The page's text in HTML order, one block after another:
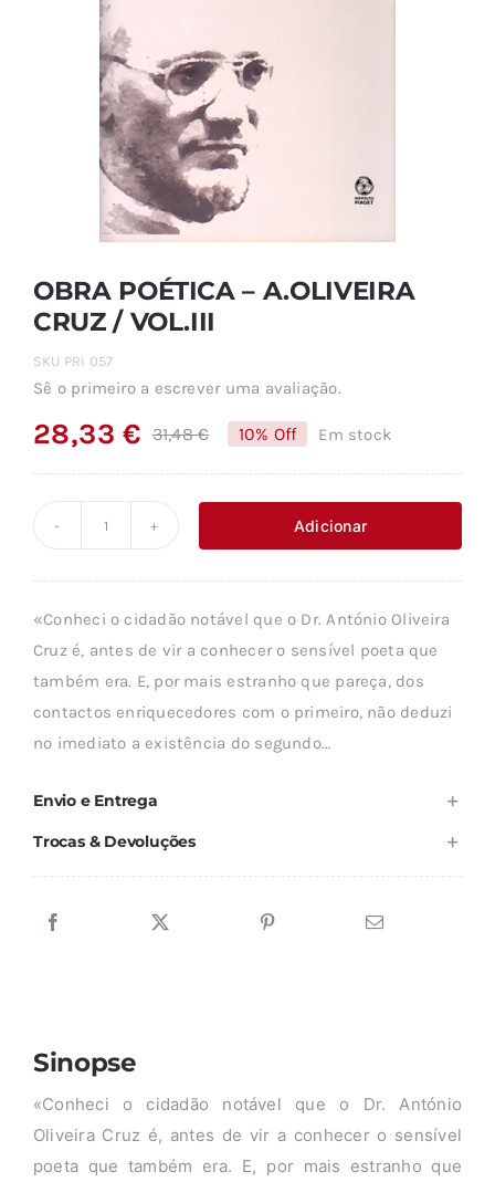
OBRA POÉTICA – A.OLIVEIRA
CRUZ / VOL.III
SKU PRI 057
Sê o primeiro a escrever uma avaliação.
31,48€O
original
era:
28,33€
O
é:
10% Off Em stock
A.OLIVEIRA
Adicionar
«Conheci o cidadão notável que o Dr. António Oliveira
Cruz é, antes de vir a conhecer o sensível poeta que
também era. E, por mais estranho que pareça, dos
contactos enriquecedores com o primeiro, não deduzi
no imediato a existência do segundo…
Envio e Entrega
Trocas & Devoluções
Sinopse
«Conheci o cidadão notável que o Dr. António
Oliveira Cruz é, antes de vir a conhecer o sensível
poeta que também era. E, por mais estranho que